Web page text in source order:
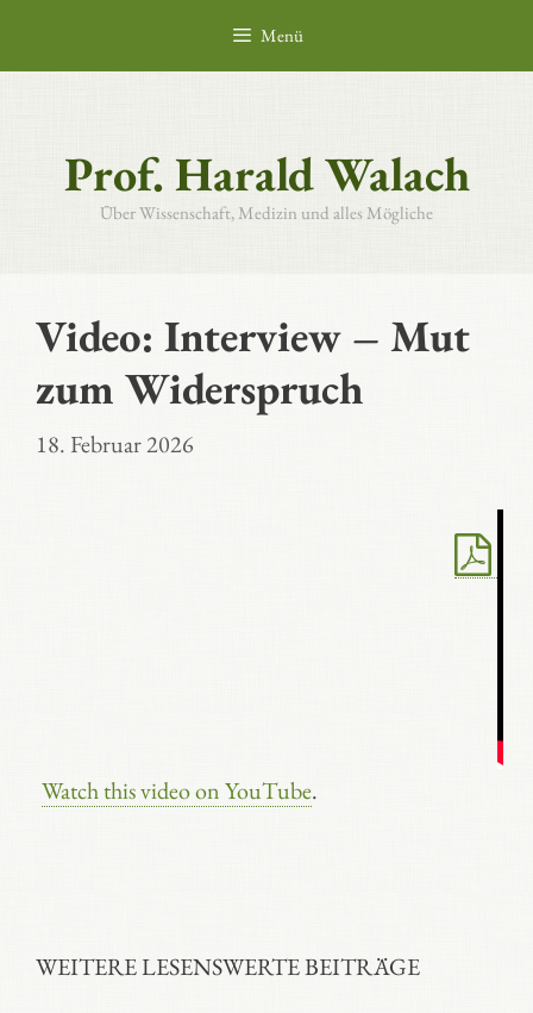
springen
Menü
Prof. Harald Walach
Über Wissenschaft, Medizin und alles Mögliche
Video: Interview – Mut
zum Widerspruch
18. Februar 2026
Watch this video on YouTube.
WEITERE LESENSWERTE BEITRÄGE